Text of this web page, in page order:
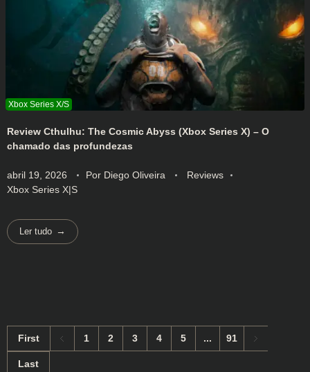
Review Cthulhu: The Cosmic Abyss (Xbox Series X) – O
chamado das profundezas
abril 19, 2026 Por Diego Oliveira
Reviews
Xbox Series X|S
Ler tudo
First 1 2 3 4 5 ... 91
Last